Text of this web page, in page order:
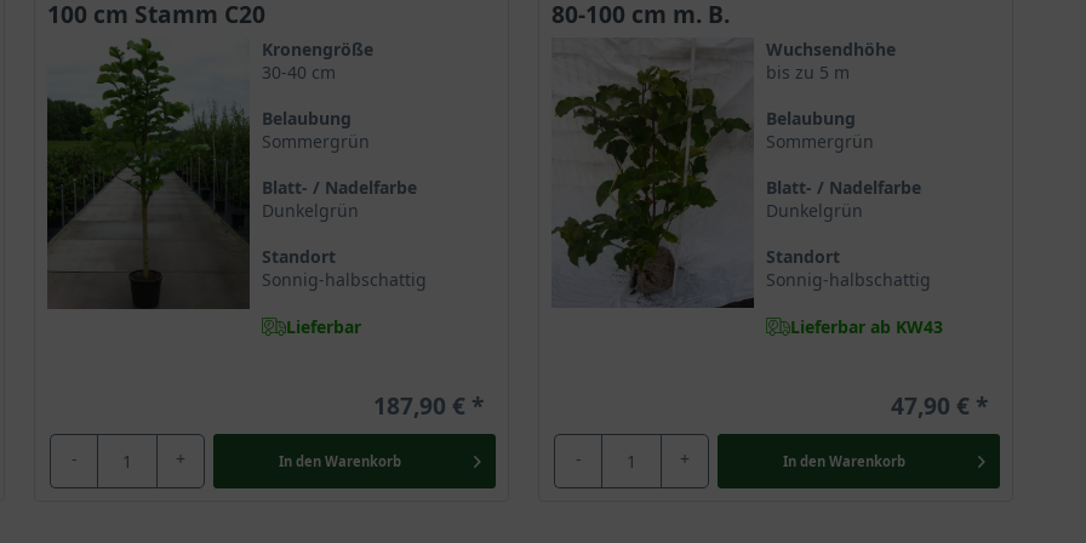
den Garten, sondern dient zudem im Bereich der Medizin als Rohstofflieferant für diverse Arzneien. Die Magnolie gilt
wurde die Magnolie bereits im 7. Jahrhundert in buddhistischen Klöstern kultiviert und war als Zierelement sehr
Prinzip (Yin) und repräsentiert Werte wie Anmut, Reinheit und Würde. Der chinesische Name “Mulan“ ist in
Magnolie.
100 cm Stamm C20
Kronengröße
30-40 cm
Belaubung
Sommergrün
Blatt- / Nadelfarbe
Dunkelgrün
Standort
Sonnig-halbschattig
Lieferbar
187,90 €
- + In den Warenkorb
80-100 cm m. B.
Wuchsendhöhe
bis zu 5 m
Belaubung
Sommergrün
Blatt- / Nadelfarbe
Dunkelgrün
Standort
Sonnig-halbschattig
Lieferbar ab KW43
47,90 €
- + In den Warenkorb